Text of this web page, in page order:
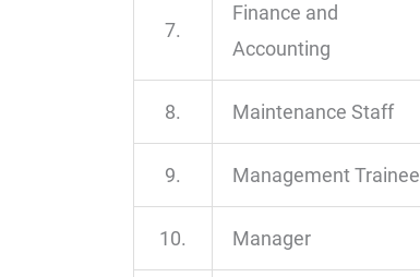
7.
Finance and
Accounting
8. Maintenance Staff
9. Management Trainee
10. Manager